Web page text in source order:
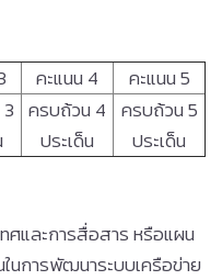
คะแนน 4
คะแนน 5
ครบถ้วน 4
ประเด็น
ครบถ้วน 5
ประเด็น
ศและการสื่อสาร หรือแผน
นการพัฒนาระบบเครือข่าย